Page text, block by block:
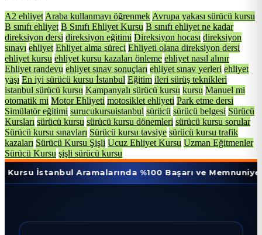
A2 ehliyet Araba kullanmayı öğrenmek Avrupa yakası sürücü kursu
B sınıfı ehliyet B Sınıfı Ehliyet Kursu B sınıfı ehliyet ne kadar
direksiyon dersi direksiyon eğitimi Direksiyon hocası direksiyon
sınavı ehliyet Ehliyet alma süreci Ehliyeti olana direksiyon dersi
ehliyet kursu ehliyet kursu kazaları önleme ehliyet nasıl alınır
Ehliyet randevu ehliyet sınav sonuçları ehliyet sınav yerleri ehliyet
yaşı En iyi sürücü kursu İstanbul Eğitim ileri sürüş teknikleri
istanbul sürücü kursu Kampanyalı sürücü kursu kursu Manuel mi
otomatik mi Motor Ehliyeti motosiklet ehliyeti Park etme dersi
Simülatör eğitimi surucukursuistanbul sürücü sürücü belgesi Sürücü
Kursları sürücü kursu sürücü kursu dönemleri sürücü kursu sorular
Sürücü kursu sınavları Sürücü kursu tavsiye sürücü kursu trafik
kazaları Sürücü Kursu Şişli Ucuz Ehliyet Kursu Uzman Eğitmenler
Sürücü Kursu şişli sürücü kursu
Aramalarında %100 Başarı ve Memnuniyet Oranı